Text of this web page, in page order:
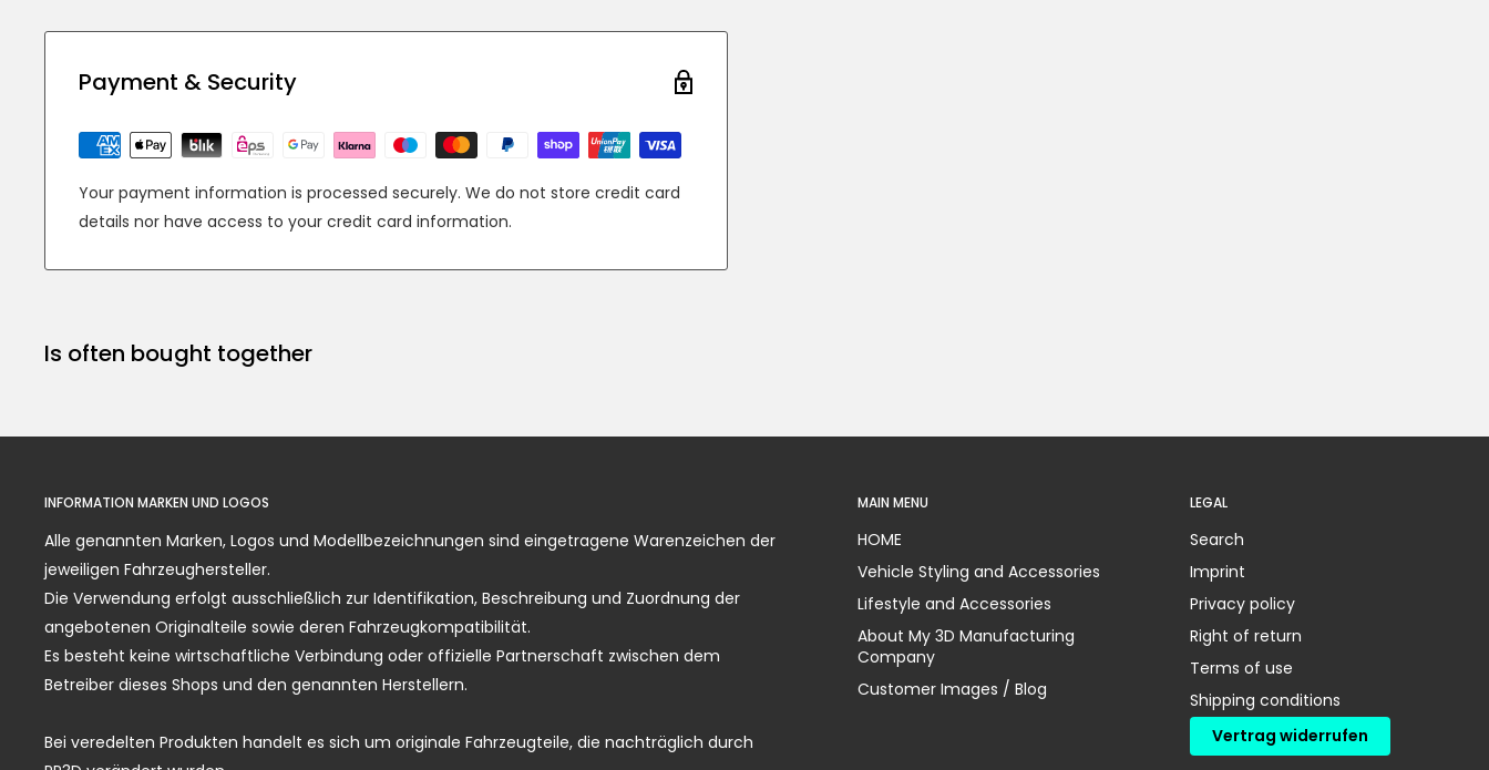
Payment & Security
Your payment information is processed securely. We do not store credit card
details nor have access to your credit card information.
Is often bought together
INFORMATION MARKEN UND LOGOS
Alle genannten Marken, Logos und Modellbezeichnungen sind eingetragene Warenzeichen der
jeweiligen Fahrzeughersteller.
Die Verwendung erfolgt ausschließlich zur Identifikation, Beschreibung und Zuordnung der
angebotenen Originalteile sowie deren Fahrzeugkompatibilität.
Es besteht keine wirtschaftliche Verbindung oder offizielle Partnerschaft zwischen dem
Betreiber dieses Shops und den genannten Herstellern.
Bei veredelten Produkten handelt es sich um originale Fahrzeugteile, die nachträglich durch
MAIN MENU
HOME
Vehicle Styling and Accessories
Lifestyle and Accessories
About My 3D Manufacturing
Company
Customer Images / Blog
LEGAL
Search
Imprint
Privacy policy
Right of return
Terms of use
Shipping conditions
Vertrag widerrufen